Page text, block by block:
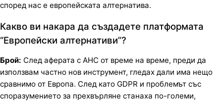
според нас е европейската алтернатива.
Какво ви накара да създадете платформата
“Европейски алтернативи”?
Брой: След аферата с АНС от време на време, преди да
използвам частно нов инструмент, гледах дали има нещо
сравнимо от Европа. След като GDPR и проблемът със
споразумението за прехвърляне станаха по-големи,